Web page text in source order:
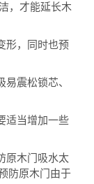
，才能延长木
形，同时也预
震松锁芯、
适当增加一些
原木门吸水太
防原木门由于